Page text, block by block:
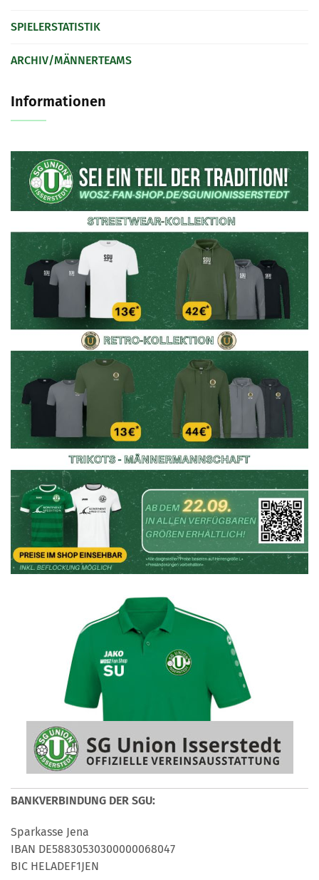
SPIELERSTATISTIK
ARCHIV/MÄNNERTEAMS
Informationen
BANKVERBINDUNG DER SGU:
Sparkasse Jena
IBAN DE58830530300000068047
BIC HELADEF1JEN